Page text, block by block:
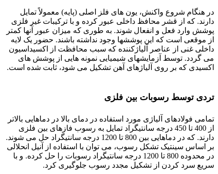
در هنگام شروع واکنش، یون های فلز اصلی (پایه) معمولاً تمایل
دارند. که از قشر محافظ داخلی عبور کرده و با ترکیبات غیر فلزی
پوشش وارد فعل و انفعال شوند. به طوری که میزان عبور آنها کمتر
از موقعی است که این پوششها وجود نداشته باشند. حضور یک لایه
داخلی غنی از عناصر آلیاژکننده که سبب محافظت از اکسیداسیون
می گردد. توسط آزمایشهای شیمیایی نمونه هایی از پوشش های
اکسیدی که بر روی آلیاژهای آهن تشکیل می شود، ثابت شده است.
تردی توسط رسوبات بین فلزی
تمامی فولادهای آلیاژی مورد استفاده در دمای بالا در دماهایی بالاتر
از 400 تا 450 درجه سانتیگراد تمایل به رسوب فازهای بین فلزی
دارند. که در دماهایی بین 800 تا 1200 درجه سانتیگراد حل می شوند.
بر اساس سینتیک تشکل رسوب، می توان با استفاده از آنیل انحلالی
در محدوده 800 تا 1200 درجه سانتیگراد رسوبات را حل کرده. و با
سریع سرد کردن از تشکیل مجدد رسوب جلوگیری کرد.